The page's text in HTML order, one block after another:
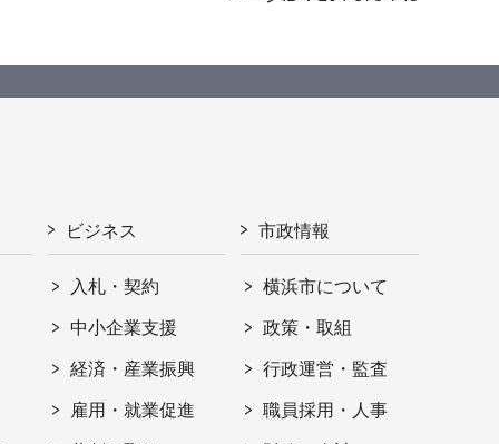
ビジネス
入札・契約
中小企業支援
経済・産業振興
雇用・就業促進
市政情報
横浜市について
政策・取組
行政運営・監査
職員採用・人事